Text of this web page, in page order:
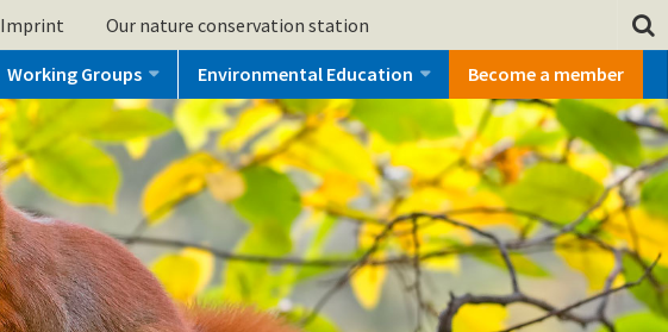
Imprint Our nature conservation station
Working Groups Environmental Education Become a member